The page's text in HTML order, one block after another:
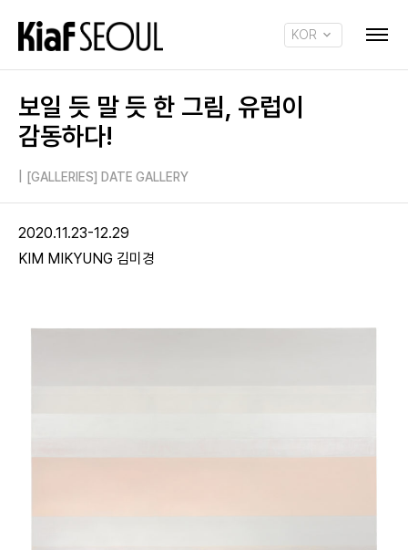
KOR
보일 듯 말 듯 한 그림, 유럽이
감동하다!
[GALLERIES] DATE GALLERY
2020.11.23-12.29
KIM MIKYUNG 김미경